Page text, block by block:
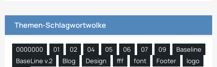
Themen-Schlagwortwolke
0000000 01 02 04 05 06 07 09
Baseline
BaseLine v.2
Blog Design fff font Footer
logo